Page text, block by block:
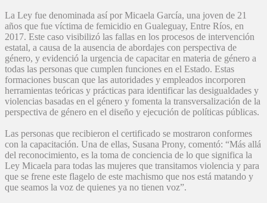
La Ley fue denominada así por Micaela García, una joven de 21
años que fue víctima de femicidio en Gualeguay, Entre Ríos, en
2017. Este caso visibilizó las fallas en los procesos de intervención
estatal, a causa de la ausencia de abordajes con perspectiva de
género, y evidenció la urgencia de capacitar en materia de género a
todas las personas que cumplen funciones en el Estado. Estas
formaciones buscan que las autoridades y empleados incorporen
herramientas teóricas y prácticas para identificar las desigualdades y
violencias basadas en el género y fomenta la transversalización de la
perspectiva de género en el diseño y ejecución de políticas públicas.
Las personas que recibieron el certificado se mostraron conformes
con la capacitación. Una de ellas, Susana Prony, comentó: “Más allá
del reconocimiento, es la toma de conciencia de lo que significa la
Ley Micaela para todas las mujeres que transitamos violencia y para
que se frene este flagelo de este machismo que nos está matando y
que seamos la voz de quienes ya no tienen voz”.